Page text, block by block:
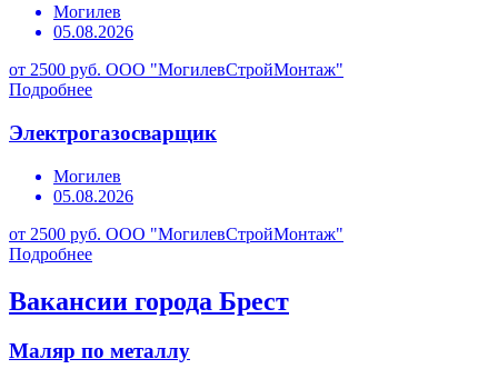
Могилев
05.08.2026
от 2500 руб. ООО "МогилевСтройМонтаж"
Подробнее
Электрогазосварщик
Могилев
05.08.2026
от 2500 руб. ООО "МогилевСтройМонтаж"
Подробнее
Вакансии города Брест
Маляр по металлу